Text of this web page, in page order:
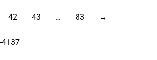
42 43 … 83 →
4137